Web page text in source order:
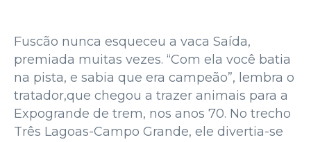
Fuscão nunca esqueceu a vaca Saída,
premiada muitas vezes. “Com ela você batia
na pista, e sabia que era campeão”, lembra o
tratador,que chegou a trazer animais para a
Expogrande de trem, nos anos 70. No trecho
Três Lagoas-Campo Grande, ele divertia-se